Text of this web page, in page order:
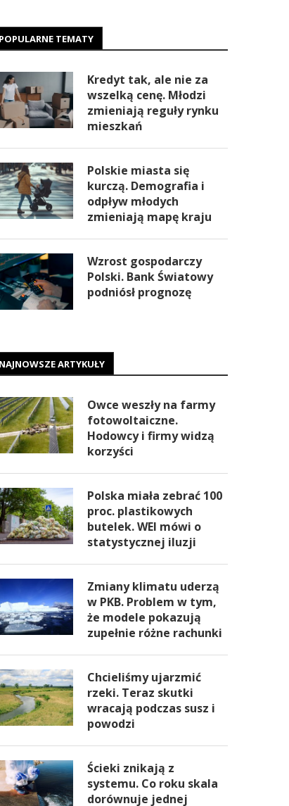
POPULARNE TEMATY
Kredyt tak, ale nie za
wszelką cenę. Młodzi
zmieniają reguły rynku
mieszkań
Polskie miasta się
kurczą. Demografia i
odpływ młodych
zmieniają mapę kraju
Wzrost gospodarczy
Polski. Bank Światowy
podniósł prognozę
NAJNOWSZE ARTYKUŁY
Owce weszły na farmy
fotowoltaiczne.
Hodowcy i firmy widzą
korzyści
Polska miała zebrać 100
proc. plastikowych
butelek. WEI mówi o
statystycznej iluzji
Zmiany klimatu uderzą
w PKB. Problem w tym,
że modele pokazują
zupełnie różne rachunki
Chcieliśmy ujarzmić
rzeki. Teraz skutki
wracają podczas susz i
powodzi
Ścieki znikają z
systemu. Co roku skala
dorównuje jednej